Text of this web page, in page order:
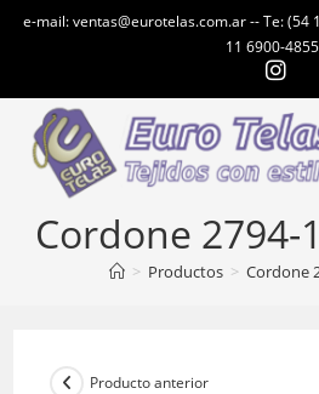
e-mail: ventas@eurotelas.com.ar -- Te: (54
11 6900-4855
Cordone 2794-
> Productos > Cordone
Producto anterior